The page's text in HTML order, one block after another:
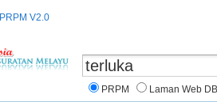
PRPM V2.0
PRPM Laman Web